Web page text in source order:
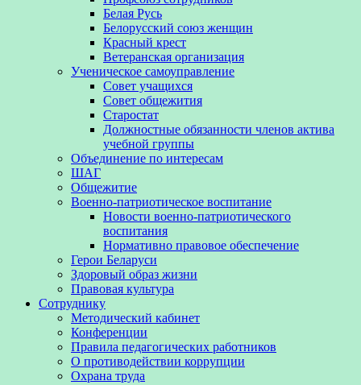
Белая Русь
Белорусский союз женщин
Красный крест
Ветеранская организация
Ученическое самоуправление
Совет учащихся
Совет общежития
Старостат
Должностные обязанности членов актива
учебной группы
Объединение по интересам
ШАГ
Общежитие
Военно-патриотическое воспитание
Новости военно-патриотического
воспитания
Нормативно правовое обеспечение
Герои Беларуси
Здоровый образ жизни
Правовая культура
Сотруднику
Методический кабинет
Конференции
Правила педагогических работников
О противодействии коррупции
Охрана труда